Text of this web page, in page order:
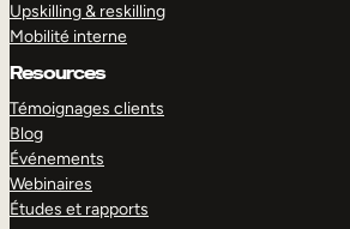
Upskilling & reskilling
Mobilité interne
Resources
Témoignages clients
Blog
Événements
Webinaires
Études et rapports